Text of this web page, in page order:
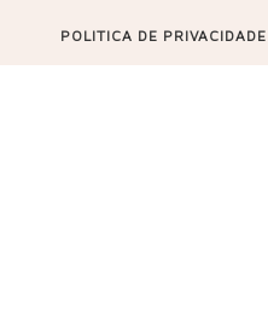
POLITICA DE PRIVACIDADE